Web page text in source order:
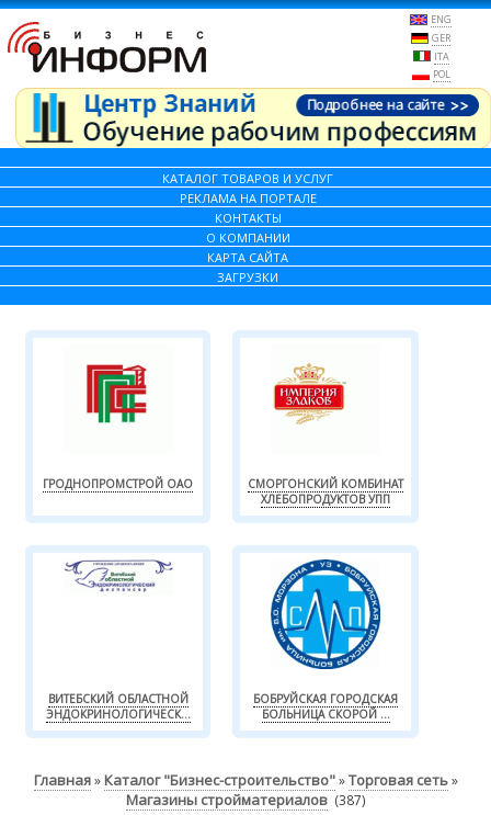
ENG
GER
ITA
POL
КАТАЛОГ ТОВАРОВ И УСЛУГ
РЕКЛАМА НА ПОРТАЛЕ
КОНТАКТЫ
О КОМПАНИИ
КАРТА САЙТА
ЗАГРУЗКИ
ГРОДНОПРОМСТРОЙ ОАО
СМОРГОНСКИЙ КОМБИНАТ
ХЛЕБОПРОДУКТОВ УПП
ВИТЕБСКИЙ ОБЛАСТНОЙ
ЭНДОКРИНОЛОГИЧЕСК...
БОБРУЙСКАЯ ГОРОДСКАЯ
БОЛЬНИЦА СКОРОЙ ...
Главная» Каталог "Бизнес-строительство"»Торговая сеть»
Магазины стройматериалов(387)